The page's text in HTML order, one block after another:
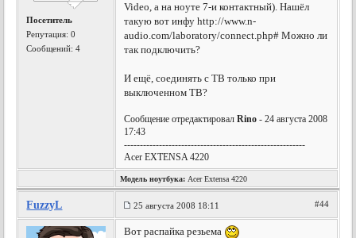
Посетитель
Репутация:0
Сообщений: 4
Video, а на ноуте 7-и контактный). Нашёл
такую вот инфу http://www.n-
audio.com/laboratory/connect.php# Можно ли
так подключить?
И ещё, соединять с ТВ только при
выключенном ТВ?
Сообщение отредактировалRino - 24 августа 2008
17:43
---------------------------------------------------------
Acer EXTENSA 4220
Модель ноутбука: Acer Extensa 4220
FuzzyL 25 августа 2008 18:11 #44
Вот распайка резьема